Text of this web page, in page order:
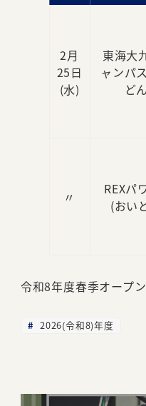
2月
25日
(水)
東海大
ャンパ
ど
〃
REXパ
(おい
令和8年度春季オープ
2026(令和8)年度